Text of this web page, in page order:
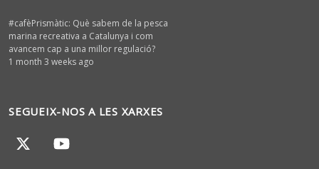
#cafèPrismàtic: Què sabem de la pesca
marina recreativa a Catalunya i com
avancem cap a una millor regulació?
1 month 3 weeks ago
SEGUEIX-NOS A LES XARXES